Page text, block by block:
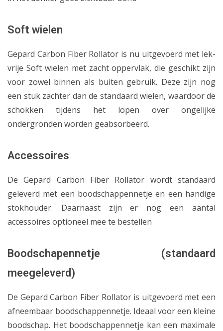
Soft wielen
Gepard Carbon Fiber Rollator is nu uitgevoerd met lek-
vrije Soft wielen met zacht oppervlak, die geschikt zijn
voor zowel binnen als buiten gebruik. Deze zijn nog
een stuk zachter dan de standaard wielen, waardoor de
schokken tijdens het lopen over ongelijke
ondergronden worden geabsorbeerd.
Accessoires
De Gepard Carbon Fiber Rollator wordt standaard
geleverd met een boodschappennetje en een handige
stokhouder. Daarnaast zijn er nog een aantal
accessoires optioneel mee te bestellen
Boodschapennetje (standaard
meegeleverd)
De Gepard Carbon Fiber Rollator is uitgevoerd met een
afneembaar boodschappennetje. Ideaal voor een kleine
boodschap. Het boodschappennetje kan een maximale